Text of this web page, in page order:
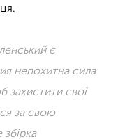
є
непохитна сила
захистити свої
за свою